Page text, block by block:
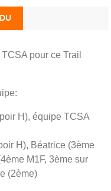
pour ce Trail
H), équipe TCSA
H), Béatrice (3ème
M1F, 3ème sur
(2ème)